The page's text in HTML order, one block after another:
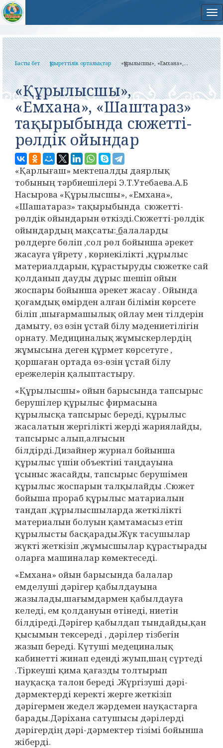
Басты бет Құзыреттілік орталықтар «Құрылысшы», «Емхана»,...
«Құрылысшы»,
«Емхана», «Шаштараз»
тақырыбында сюжетті-
рөлдік ойындар
«Қарлығаш» мектепалды даярлық
тобының тәрбиешілері Э.Т.Утебаева.А.Б
Насырова «Құрылысшы», «Емхана»,
«Шашатараз» тақырыбында сюжетті-
рөлдік ойындарын өткізді.Сюжетті-рөлдік
ойындардың мақсаты: балаларды
рөлдерге бөліп ,сол рөл бойынша әрекет
жасауға үйрету , көрнекілікті ,құрылыс
материалдарын, құрастыруды сюжетке сай
қолданып дауды дұрыс шешіп ойын
жоспары бойынша әрекет жасау . Ойында
қоғамдық өмірден алған білімін көрсете
біліп ,шығармашылық ойлау мен тілдерін
дамыту, өз өзін ұстай білу мәдениетілігін
орнату. Медициналық жұмыскерлердің
жұмысына деген құрмет көрсетуге ,
қоршаған ортада өз-өзін ұстай білу
ережелерін қалыптастыру.
«Құрылысшы» ойын барысында тапсырыс
берушілер құрылыс фирмасына
құрылысқа тапсырыс береді, құрылыс
жасалатын жергілікті жерді жариялайды,
тапсырыс алып,алғысын
білдірді.Дизайнер журнал бойынша
құрылыс үшін объектіні таңдауына
ұсыныс жасайды, тапсырыс берушімен
құрылыс жоспарын талқылайды .Сюжет
бойыша прораб құрылыс матариалын
тандап ,құрылысшыларда жеткілікті
материалын болуын қамтамасыз етіп
құрылысты басқарады.Жүк тасушылар
жүкті жеткізіп ,жұмысшылар құрастырады
оларға машиналар көмектеседі.
«Емхана» ойын барысында балалар
емделуші дәрігер қабылдауына
жазылады,шағымдармен қабылдауға
келеді, ем қолдануын өтінеді, ниетін
білдіреді.Дәрігер қабылдап тындайды,қан
қысымын тексереді , дәрілер тізбегін
жазып береді. Күтуші медециналық
кабинетті жинап еденді жуып,шаң сүртеді
.Тіркеуші қима қағазды толтырып
науқасқа талон береді .Жүргізуші дәрі-
дәрмектерді керекті жерге жеткізіп
дәрігермен жедел жәрдемен науқастарға
барады.Дәріхана сатушысы дәрілерді
дәрігердің дәрі-дәрмектер тізімі бойынша
жіберді.